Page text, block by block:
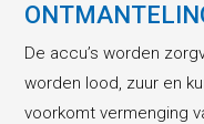
De accu’s worden
worden lood, zuur en
voorkomt vermenging